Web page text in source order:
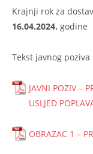
Krajnji rok za
16.04.2024. godine
Tekst javnog
JAVNI POZIV –
USLJED
OBRAZAC 1 –